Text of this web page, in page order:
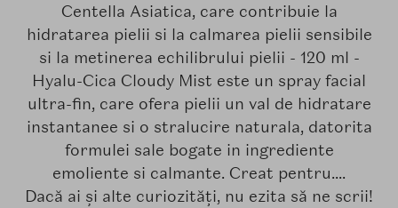
Centella Asiatica, care contribuie la
hidratarea pielii si la calmarea pielii sensibile
si la metinerea echilibrului pielii - 120 ml -
Hyalu-Cica Cloudy Mist este un spray facial
ultra-fin, care ofera pielii un val de hidratare
instantanee si o stralucire naturala, datorita
formulei sale bogate in ingrediente
emoliente si calmante. Creat pentru....
Dacă ai și alte curiozități, nu ezita să ne scrii!